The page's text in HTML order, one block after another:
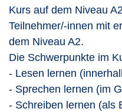
Kurs auf dem Niveau
Teilnehmer/-innen mit
dem Niveau A2.
Die Schwerpunkte im
- Lesen lernen
- Sprechen lernen (im
- Schreiben lernen (als